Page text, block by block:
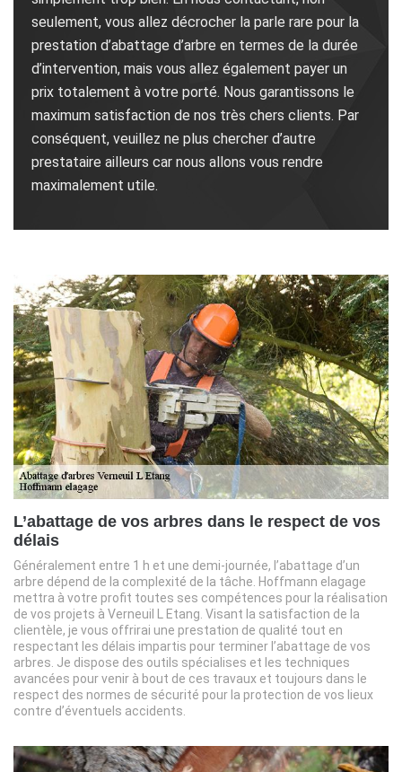
seulement, vous allez décrocher la parle rare pour la
prestation d’abattage d’arbre en termes de la durée
d’intervention, mais vous allez également payer un
prix totalement à votre porté. Nous garantissons le
maximum satisfaction de nos très chers clients. Par
conséquent, veuillez ne plus chercher d’autre
prestataire ailleurs car nous allons vous rendre
maximalement utile.
L’abattage de vos arbres dans le respect de vos
délais
Généralement entre 1 h et une demi-journée, l’abattage d’un
arbre dépend de la complexité de la tâche. Hoffmann elagage
mettra à votre profit toutes ses compétences pour la réalisation
de vos projets à Verneuil L Etang. Visant la satisfaction de la
clientèle, je vous offrirai une prestation de qualité tout en
respectant les délais impartis pour terminer l’abattage de vos
arbres. Je dispose des outils spécialises et les techniques
avancées pour venir à bout de ces travaux et toujours dans le
respect des normes de sécurité pour la protection de vos lieux
contre d’éventuels accidents.